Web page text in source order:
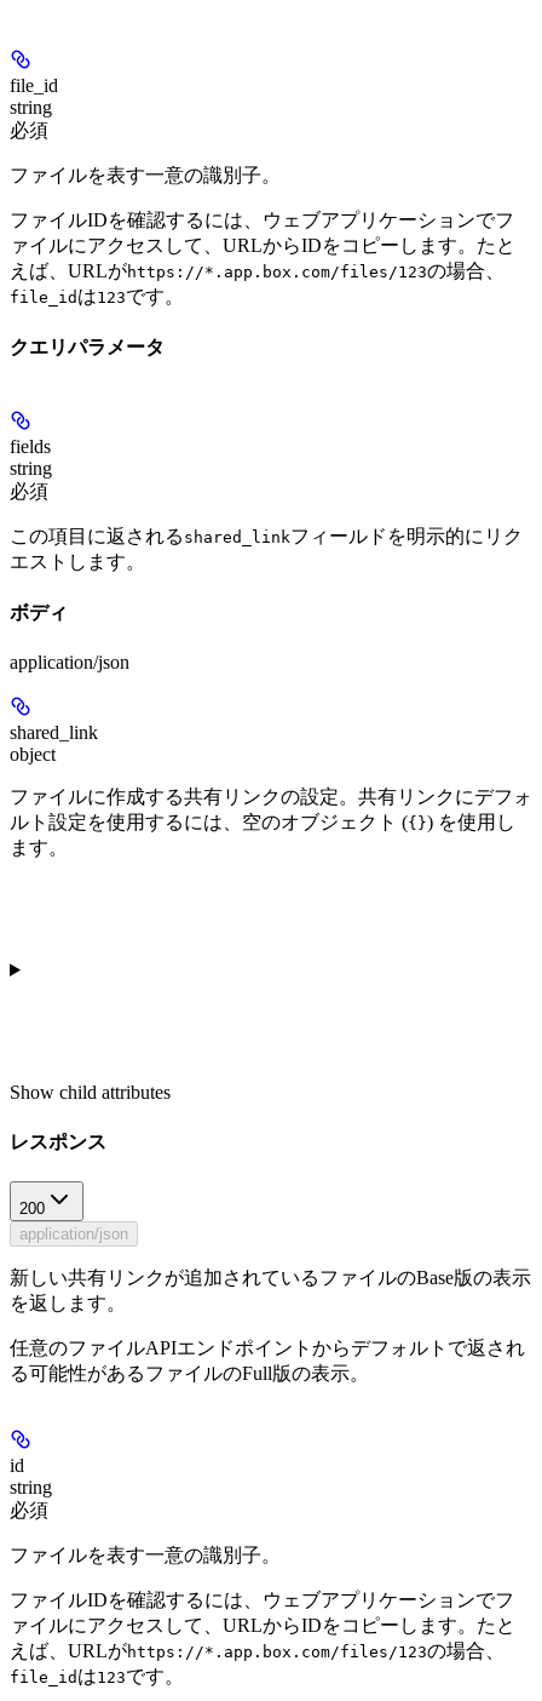
file_id
string
必須
ファイルを表す一意の識別子。
ファイルIDを確認するには、ウェブアプリケーションでフ
ァイルにアクセスして、URLからIDをコピーします。たと
えば、URLがhttps://*.app.box.com/files/123の場合、
file_id は123です。
クエリパラメータ
fields
string
必須
この項目に返される shared_linkフィールドを明示的にリク
エストします。
ボディ
application/json
shared_link
object
ファイルに作成する共有リンクの設定。共有リンクにデフォ
ルト設定を使用するには、空のオブジェクト ({}) を使用し
ます。
Show child attributes
レスポンス
200
application/json
新しい共有リンクが追加されているファイルのBase版の表示
を返します。
任意のファイルAPIエンドポイントからデフォルトで返され
る可能性があるファイルのFull版の表示。
id
string
必須
ファイルを表す一意の識別子。
ファイルIDを確認するには、ウェブアプリケーションでフ
ァイルにアクセスして、URLからIDをコピーします。たと
えば、URLがhttps://*.app.box.com/files/123の場合、
file_id は123です。